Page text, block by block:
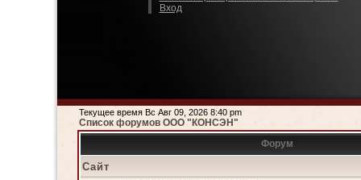
Вход
Текущее время Вс Авг 09, 2026 8:40 pm
Список форумов ООО "КОНСЭН"
Форум
Сайт